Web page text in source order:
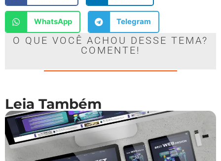
WhatsApp Telegram
O QUE VOCÊ ACHOU DESSE TEMA?
COMENTE!
Leia Também